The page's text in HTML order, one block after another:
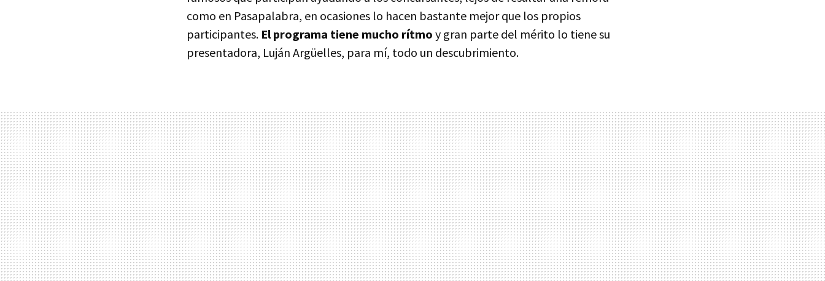
como en Pasapalabra, en ocasiones lo hacen bastante mejor que los propios
participantes. El programa tiene mucho rítmo y gran parte del mérito lo tiene su
presentadora, Luján Argüelles, para mí, todo un descubrimiento.